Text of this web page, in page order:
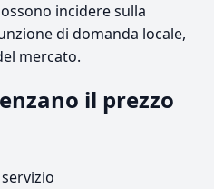
incidere sulla
di domanda locale,
mercato.
il prezzo